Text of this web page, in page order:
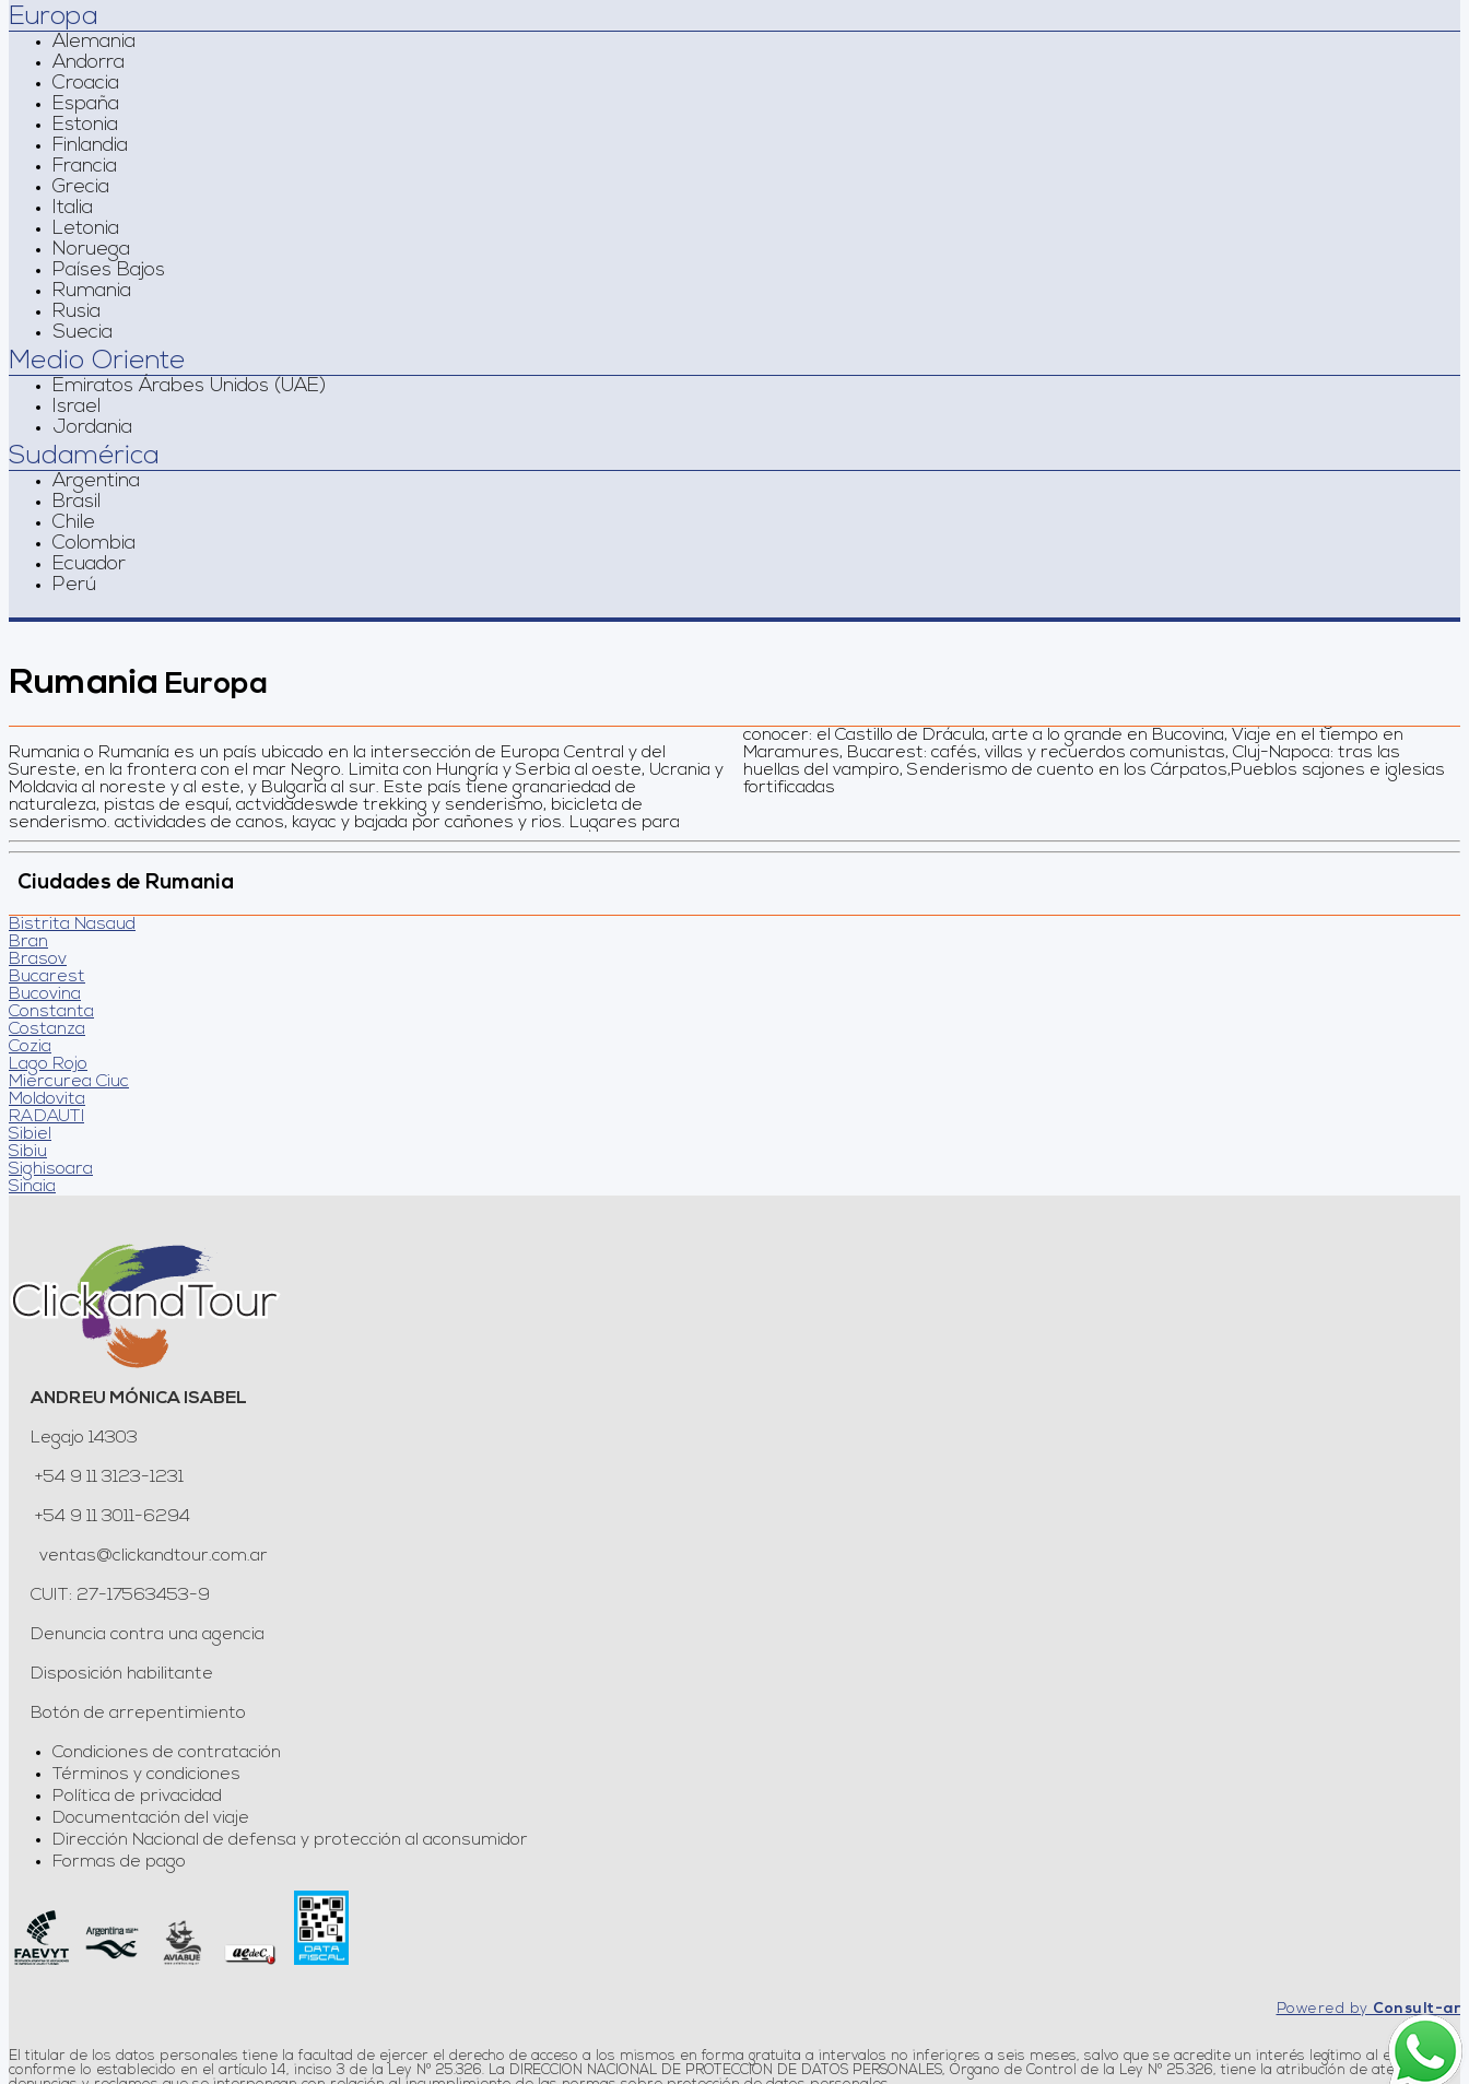
Europa
Alemania
Andorra
Croacia
España
Estonia
Finlandia
Francia
Grecia
Italia
Letonia
Noruega
Países Bajos
Rumania
Rusia
Suecia
Medio Oriente
Emiratos Árabes Unidos (UAE)
Israel
Jordania
Sudamérica
Argentina
Brasil
Chile
Colombia
Ecuador
Perú
Rumania Europa
Rumania o Rumanía​ es un país ubicado en la intersección de Europa Central y del
Sureste, en la frontera con el mar Negro. Limita con Hungría y Serbia al oeste, Ucrania y
Moldavia al noreste y al este, y Bulgaria al sur. Este país tiene granariedad de
naturaleza, pistas de esquí, actvidadeswde trekking y senderismo, bicicleta de
senderismo. actividades de canos, kayac y bajada por cañones y rios. Lugares para
conocer: el Castillo de Drácula, arte a lo grande en Bucovina, Viaje en el tiempo en
Maramures, Bucarest: cafés, villas y recuerdos comunistas, Cluj-Napoca: tras las
huellas del vampiro, Senderismo de cuento en los Cárpatos,Pueblos sajones e iglesias
fortificadas
Ciudades de Rumania
Bistrita Nasaud
Bran
Brasov
Bucarest
Bucovina
Constanta
Costanza
Cozia
Lago Rojo
Miercurea Ciuc
Moldovita
RADAUTI
Sibiel
Sibiu
Sighisoara
Sinaia
ANDREU MÓNICA ISABEL
Legajo 14303
+54 9 11 3123-1231
+54 9 11 3011-6294
ventas@clickandtour.com.ar
CUIT: 27-17563453-9
Denuncia contra una agencia
Disposición habilitante
Botón de arrepentimiento
Condiciones de contratación
Términos y condiciones
Política de privacidad
Documentación del viaje
Dirección Nacional de defensa y protección al aconsumidor
Formas de pago
Powered by Consult-ar
El titular de los datos personales tiene la facultad de ejercer el derecho de acceso a los mismos en forma gratuita a intervalos no inferiores a seis meses, salvo que se acredite un interés legítimo al efecto
conforme lo establecido en el artículo 14, inciso 3 de la Ley Nº 25.326. La DIRECCION NACIONAL DE PROTECCION DE DATOS PERSONALES, Órgano de Control de la Ley Nº 25.326, tiene la atribución de atender las